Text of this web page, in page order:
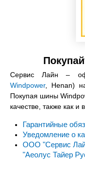
Сервис Лайн –
Windpower, Henan)
Покупая шины
качестве, также как и
Гарантийные
Уведомление о
ООО "Сервис
"Аеолус Тайер